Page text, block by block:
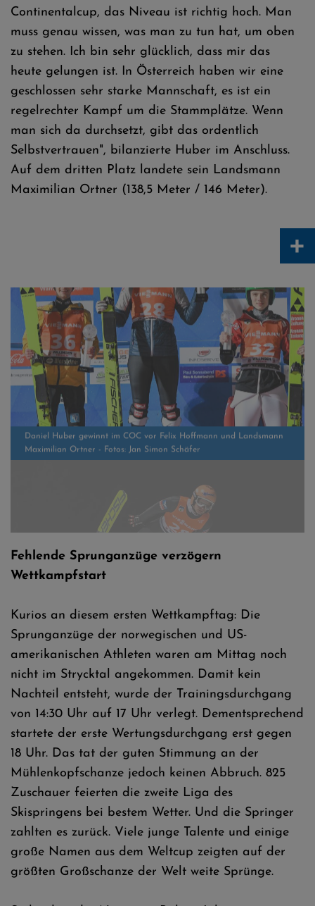
Continentalcup, das Niveau ist richtig hoch. Man
muss genau wissen, was man zu tun hat, um oben
zu stehen. Ich bin sehr glücklich, dass mir das
heute gelungen ist. In Österreich haben wir eine
geschlossen sehr starke Mannschaft, es ist ein
regelrechter Kampf um die Stammplätze. Wenn
man sich da durchsetzt, gibt das ordentlich
Selbstvertrauen", bilanzierte Huber im Anschluss.
Auf dem dritten Platz landete sein Landsmann
Maximilian Ortner (138,5 Meter / 146 Meter).
Maximilian Ortner - Fotos: Jan Simon Schäfer
Starke Flüge auf 144 und 143 Meter bescheren Huber den
Fehlende Sprunganzüge verzögern
Wettkampfstart
Kurios an diesem ersten Wettkampftag: Die
Sprunganzüge der norwegischen und US-
amerikanischen Athleten waren am Mittag noch
nicht im Strycktal angekommen. Damit kein
Nachteil entsteht, wurde der Trainingsdurchgang
von 14:30 Uhr auf 17 Uhr verlegt. Dementsprechend
startete der erste Wertungsdurchgang erst gegen
18 Uhr. Das tat der guten Stimmung an der
Mühlenkopfschanze jedoch keinen Abbruch. 825
Zuschauer feierten die zweite Liga des
Skispringens bei bestem Wetter. Und die Springer
zahlten es zurück. Viele junge Talente und einige
große Namen aus dem Weltcup zeigten auf der
größten Großschanze der Welt weite Sprünge.
+